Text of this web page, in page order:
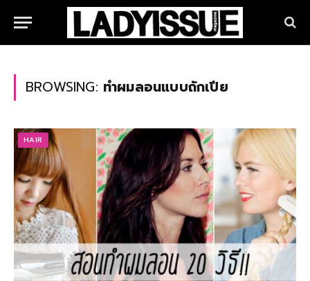
BROWSING: ทําผมลอนแบบถักเปีย
HAIR